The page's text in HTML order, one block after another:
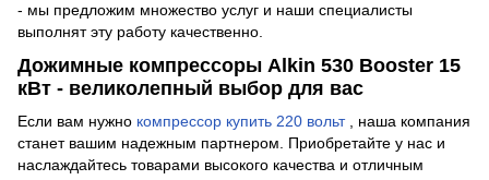
- мы предложим множество услуг и наши специалисты
выполнят эту работу качественно.
Дожимные компрессоры Alkin 530 Booster 15
кВт - великолепный выбор для вас
Если вам нужно компрессор купить 220 вольт, наша компания
станет вашим надежным партнером. Приобретайте у нас и
наслаждайтесь товарами высокого качества и отличным